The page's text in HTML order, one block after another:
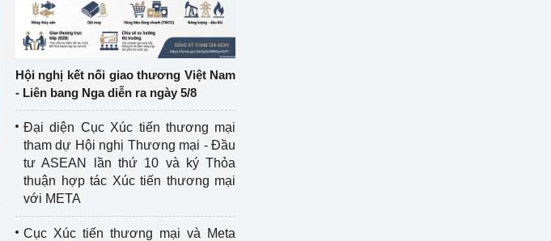
Hội nghị kết nối giao thương Việt Nam
- Liên bang Nga diễn ra ngày 5/8
Đại diện Cục Xúc tiến thương mại
tham dự Hội nghị Thương mại - Đầu
tư ASEAN lần thứ 10 và ký Thỏa
thuận hợp tác Xúc tiến thương mại
với META
Cục Xúc tiến thương mại và Meta